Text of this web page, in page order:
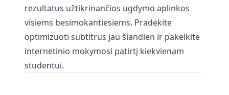
rezultatus užtikrinančios ugdymo aplinkos
visiems besimokantiesiems. Pradėkite
optimizuoti subtitrus jau šiandien ir pakelkite
internetinio mokymosi patirtį kiekvienam
studentui.